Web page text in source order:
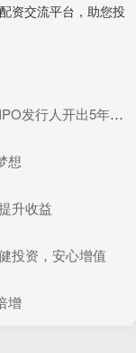
资交流平台，助您投
内不接受申请文件罚单
想
升收益
投资，安心增值
增